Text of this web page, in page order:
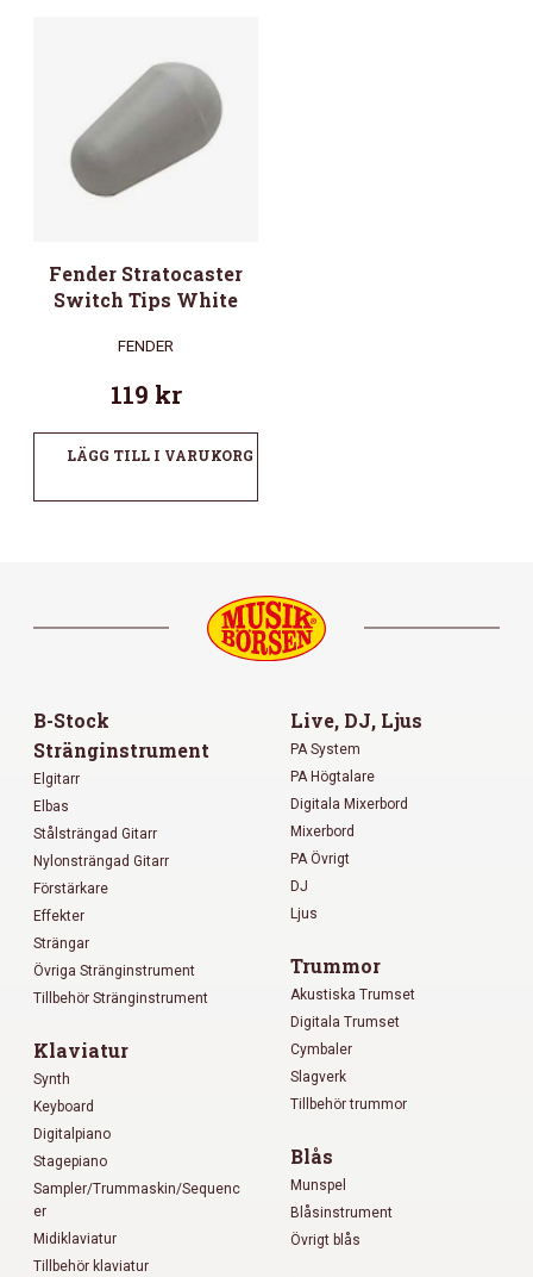
Fender Stratocaster
Switch Tips White
FENDER
119 kr
LÄGG TILL I VARUKORG
B-Stock
Stränginstrument
Elgitarr
Elbas
Stålsträngad Gitarr
Nylonsträngad Gitarr
Förstärkare
Effekter
Strängar
Övriga Stränginstrument
Tillbehör Stränginstrument
Klaviatur
Synth
Keyboard
Digitalpiano
Stagepiano
Sampler/Trummaskin/Sequenc
er
Midiklaviatur
Tillbehör klaviatur
Live, DJ, Ljus
PA System
PA Högtalare
Digitala Mixerbord
Mixerbord
PA Övrigt
DJ
Ljus
Trummor
Akustiska Trumset
Digitala Trumset
Cymbaler
Slagverk
Tillbehör trummor
Blås
Munspel
Blåsinstrument
Övrigt blås